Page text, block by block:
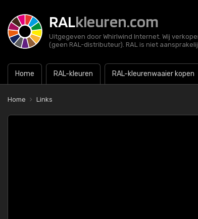
RALkleuren.com
Uitgegeven door Whirlwind Internet. Wij
(geen RAL-distributeur). RAL is niet
Home RAL-kleuren RAL-kleurenwaaier kopen
Home Links